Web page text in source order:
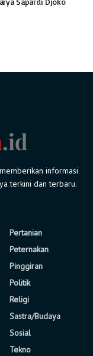
informasi
terkini dan terbaru.
Pertanian
Peternakan
Pinggiran
Politik
Religi
Sastra/Budaya
Sosial
Tekno